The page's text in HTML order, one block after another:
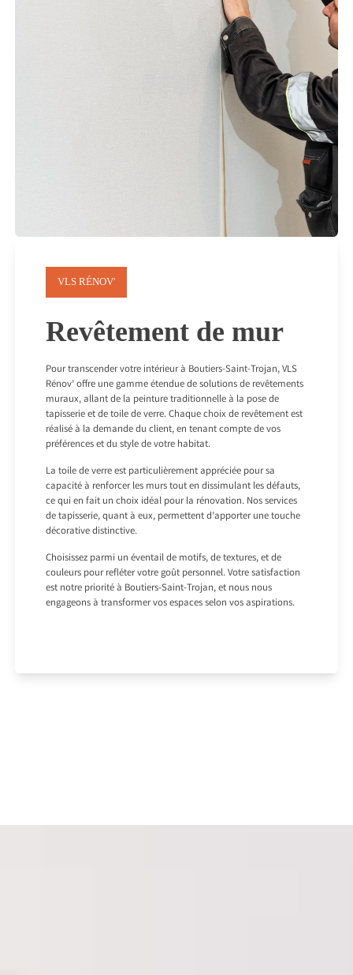
VLS RÉNOV'
Revêtement de mur
Pour transcender votre intérieur à Boutiers-Saint-Trojan, VLS
Rénov’ offre une gamme étendue de solutions de revêtements
muraux, allant de la peinture traditionnelle à la pose de
tapisserie et de toile de verre. Chaque choix de revêtement est
réalisé à la demande du client, en tenant compte de vos
préférences et du style de votre habitat.
La toile de verre est particulièrement appréciée pour sa
capacité à renforcer les murs tout en dissimulant les défauts,
ce qui en fait un choix idéal pour la rénovation. Nos services
de tapisserie, quant à eux, permettent d’apporter une touche
décorative distinctive.
Choisissez parmi un éventail de motifs, de textures, et de
couleurs pour refléter votre goût personnel. Votre satisfaction
est notre priorité à Boutiers-Saint-Trojan, et nous nous
engageons à transformer vos espaces selon vos aspirations.